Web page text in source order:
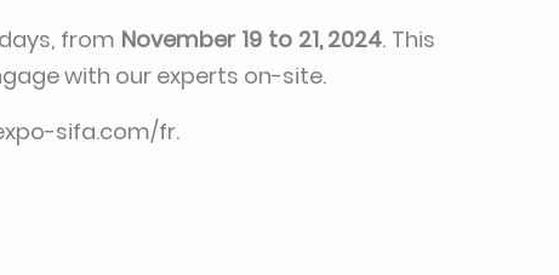
from November 19 to 21, 2024. This
with our experts on-site.
sifa.com/fr.